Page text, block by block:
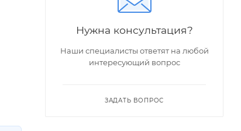
Нужна консультация?
Наши специалисты ответят на любой
интересующий вопрос
ЗАДАТЬ ВОПРОС